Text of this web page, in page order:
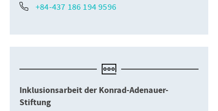
+84-437 186 194 9596
Inklusionsarbeit der Konrad-Adenauer-
Stiftung